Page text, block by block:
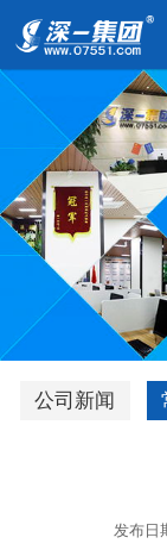
公司新闻
发布